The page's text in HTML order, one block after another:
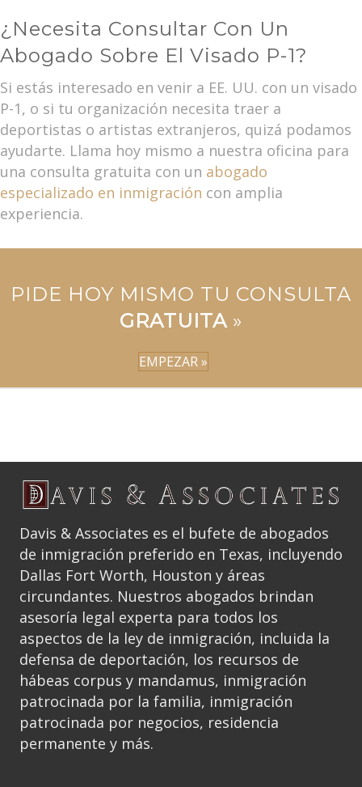
¿Necesita Consultar Con Un
Abogado Sobre El Visado P-1?
Si estás interesado en venir a EE. UU. con un visado
P-1, o si tu organización necesita traer a
deportistas o artistas extranjeros, quizá podamos
ayudarte. Llama hoy mismo a nuestra oficina para
una consulta gratuita con un abogado
especializado en inmigración con amplia
experiencia.
PIDE HOY MISMO TU CONSULTA
GRATUITA»
EMPEZAR »
Davis & Associates es el bufete de abogados
de inmigración preferido en Texas, incluyendo
Dallas Fort Worth, Houston y áreas
circundantes. Nuestros abogados brindan
asesoría legal experta para todos los
aspectos de la ley de inmigración, incluida la
defensa de deportación, los recursos de
hábeas corpus y mandamus, inmigración
patrocinada por la familia, inmigración
patrocinada por negocios, residencia
permanente y más.